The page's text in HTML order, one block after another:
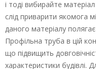
і тоді вибирайте
слід приварити якомога
даного матеріалу полягає
Профільна труба в цій
що підвищить
характеристики будівлі.